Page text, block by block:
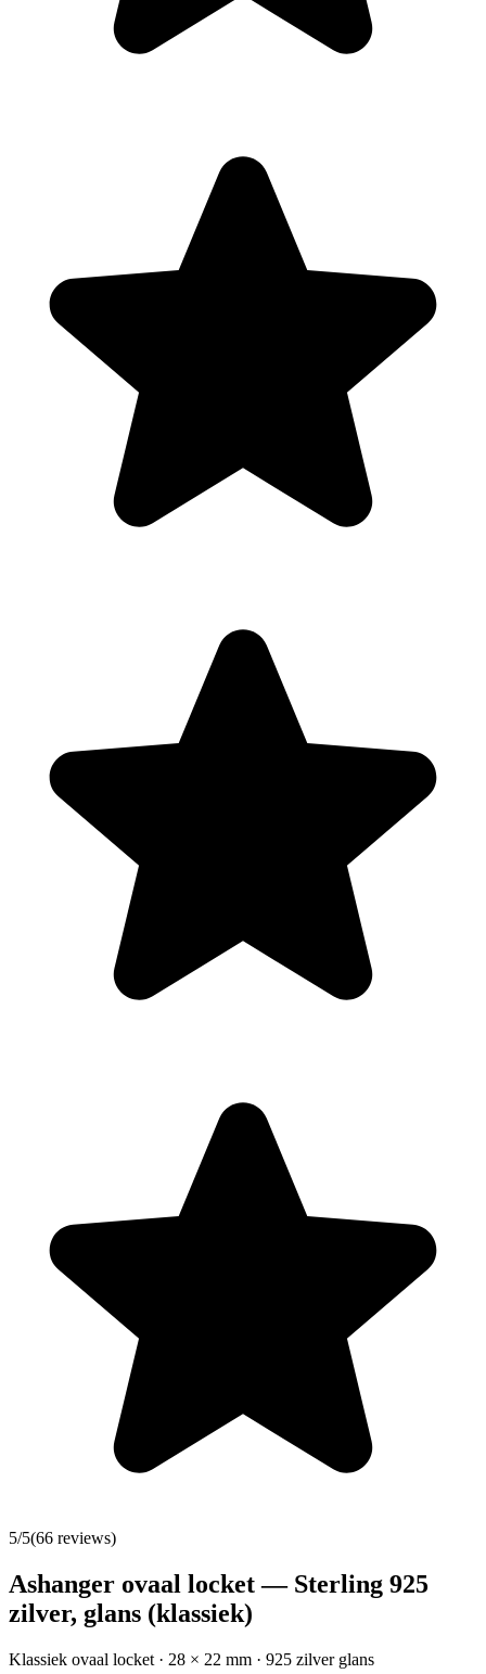
5/5(66 reviews)
Ashanger ovaal locket — Sterling 925
zilver, glans (klassiek)
Klassiek ovaal locket · 28 × 22 mm · 925 zilver glans